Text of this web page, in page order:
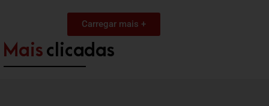
Carregar mais +
Mais clicadas